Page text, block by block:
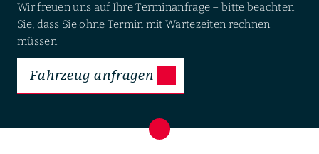
Wir freuen uns auf Ihre Terminanfrage – bitte beachten
Sie, dass Sie ohne Termin mit Wartezeiten rechnen
müssen.
Fahrzeug anfragen